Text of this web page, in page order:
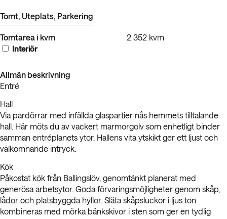
Tomt, Uteplats, Parkering
Tomtarea i kvm 2 352 kvm
Interiör
Allmän beskrivning
Entré
Hall
Via pardörrar med infällda glaspartier nås hemmets tilltalande
hall. Här möts du av vackert marmorgolv som enhetligt binder
samman entréplanets ytor. Hallens vita ytskikt ger ett ljust och
välkomnande intryck.
Kök
Påkostat kök från Ballingslöv, genomtänkt planerat med
generösa arbetsytor. Goda förvaringsmöjligheter genom skåp,
lådor och platsbyggda hyllor. Släta skåpsluckor i ljus ton
kombineras med mörka bänkskivor i sten som ger en tydlig